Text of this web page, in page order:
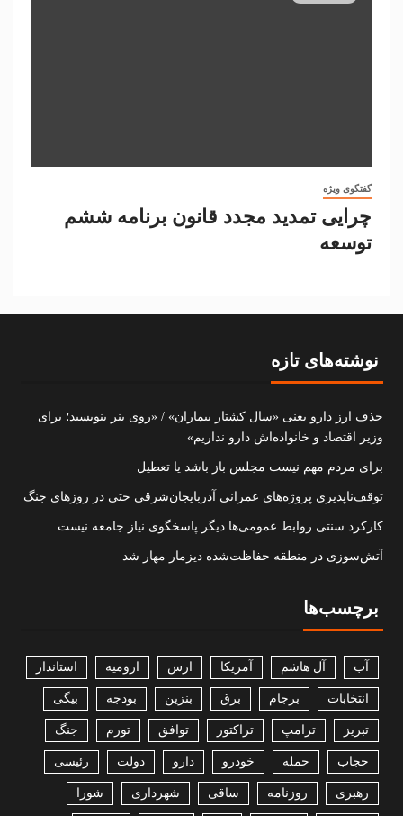
گفتگوی ویژه
چرایی تمدید مجدد قانون برنامه ششم
توسعه
نوشته‌های تازه
حذف ارز دارو یعنی «سال کشتار بیماران» / «روی بنر بنویسید؛ برای
وزیر اقتصاد و خانواده‌اش دارو نداریم»
برای مردم مهم نیست مجلس باز باشد یا تعطیل
توقف‌ناپذیری پروژه‌های عمرانی آذربایجان‌شرقی حتی در روزهای جنگ
کارکرد سنتی روابط عمومی‌ها دیگر پاسخگوی نیاز جامعه نیست
آتش‌سوزی در منطقه حفاظت‌شده دیزمار مهار شد
برچسب‌ها
آب آل هاشم آمریکا ارس ارومیه استاندار
انتخابات برجام برق بنزین بودجه بیگی
تبریز ترامپ تراکتور توافق تورم جنگ
حجاب حمله خودرو دارو دولت رئیسی
رهبری روزنامه ساقی شهرداری شورا